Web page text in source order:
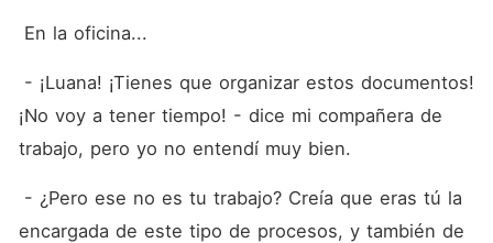
En la oficina...
¡No voy a tener tiempo! - dice mi compañera de
trabajo, pero yo no entendí muy bien.
encargada de este tipo de procesos, y también de